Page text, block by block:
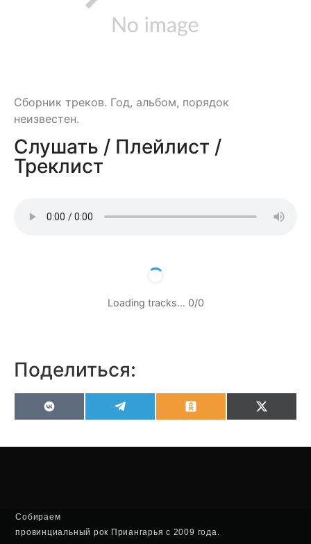
Сборник треков. Год, альбом, порядок
неизвестен.
Слушать / Плейлист /
Треклист
Loading tracks… 0/0
Поделиться:
VK OdnoklassnikiX
Собираем
провинциальный рок Приангарья с 2009 года.